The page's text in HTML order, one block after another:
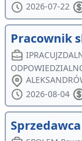
2026-07-22
Pracownik
2026-08-04